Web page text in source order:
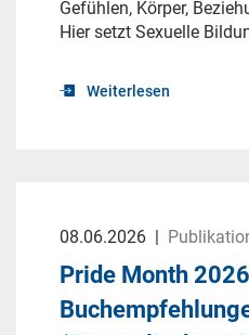
Gefühlen, Körper,
Hier setzt Sexuelle
Weiterlesen
08.06.2026 |
Pride Month